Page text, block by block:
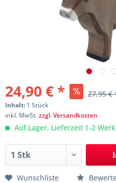
24,90 € * 27,95 €
Inhalt: 1 Stück
inkl. MwSt.zzgl. Versandkosten
Auf Lager, Lieferzeit 1-2
Wunschliste